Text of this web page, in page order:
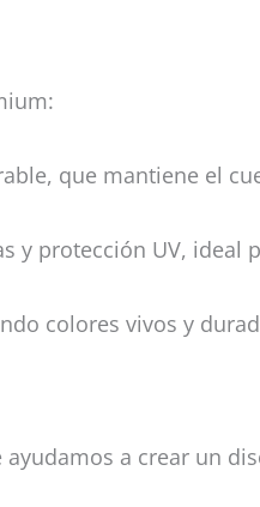
que mantiene el
y protección UV,
colores vivos y
ayudamos a crear un